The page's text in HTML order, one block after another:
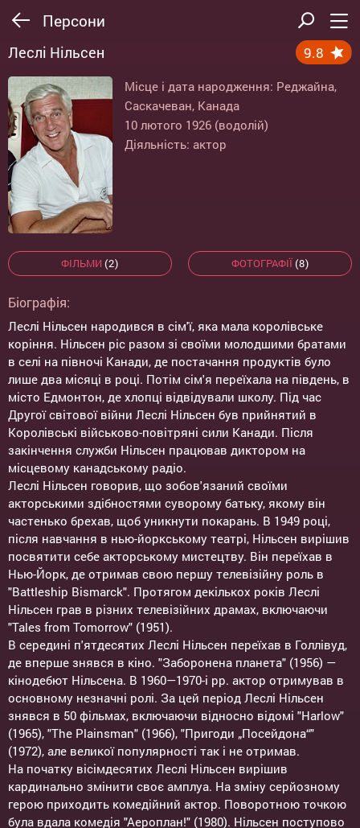
Персони
Леслі Нільсен 9.8
Місце і дата народження: Реджайна,
Саскачеван, Канада
10 лютого 1926 (водолій)
Діяльність: актор
ФІЛЬМИ (2) ФОТОГРАФІЇ(8)
Біографія:
Леслі Нільсен народився в сім'ї, яка мала королівське
коріння. Нільсен ріс разом зі своїми молодшими братами
в селі на півночі Канади, де постачання продуктів було
лише два місяці в році. Потім сім'я переїхала на південь, в
місто Едмонтон, де хлопці відвідували школу. Під час
Другої світової війни Леслі Нільсен був прийнятий в
Королівські військово-повітряні сили Канади. Після
закінчення служби Нільсен працював диктором на
місцевому канадському радіо.
Леслі Нільсен говорив, що зобов'язаний своїми
акторськими здібностями суворому батьку, якому він
частенько брехав, щоб уникнути покарань. В 1949 році,
після навчання в нью-йоркському театрі, Нільсен вирішив
посвятити себе акторському мистецтву. Він переїхав в
Нью-Йорк, де отримав свою першу телевізійну роль в
"Battleship Bismarck". Протягом декількох років Леслі
Нільсен грав в різних телевізійних драмах, включаючи
"Tales from Tomorrow" (1951).
В середині п'ятдесятих Леслі Нільсен переїхав в Голлівуд,
де вперше знявся в кіно. "Заборонена планета" (1956) —
кінодебют Нільсена. В 1960—1970-і рр. актор отримував в
основному незначні ролі. За цей період Леслі Нільсен
знявся в 50 фільмах, включаючи відносно відомі "Harlow"
(1965), "The Plainsman" (1966), "Пригоди „Посейдона“"
(1972), але великої популярності так і не отримав.
На початку вісімдесятих Леслі Нільсен вирішив
кардинально змінити своє амплуа. На зміну серйозному
герою приходить комедійний актор. Поворотною точкою
була вдала комедія "Аероплан!" (1980). Нільсен поступово